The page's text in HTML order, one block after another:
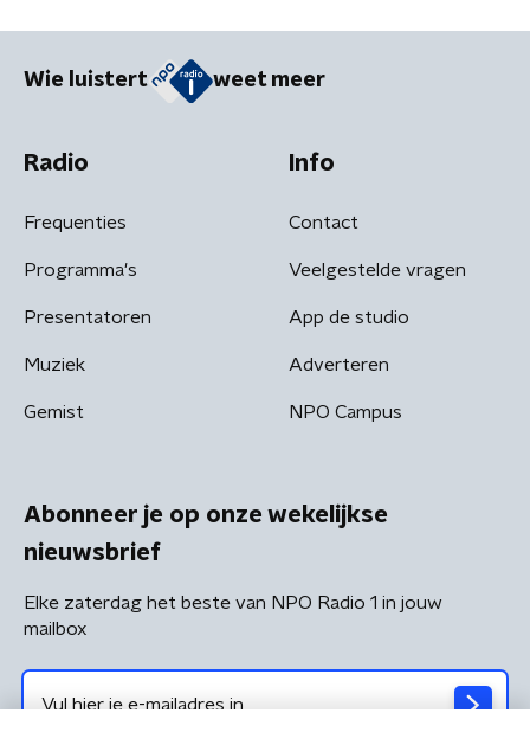
Wie luistert weet meer
Radio
Frequenties
Programma's
Presentatoren
Muziek
Gemist
Info
Contact
Veelgestelde vragen
App de studio
Adverteren
NPO Campus
Abonneer je op onze wekelijkse
nieuwsbrief
Elke zaterdag het beste van NPO Radio 1 in jouw
mailbox